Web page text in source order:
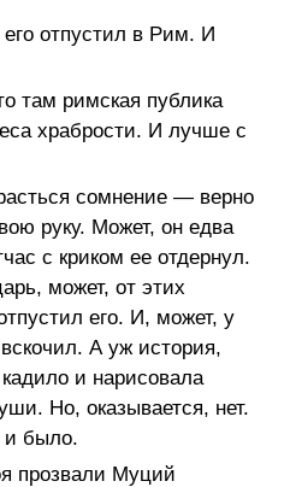
отпустил в Рим. И
там римская публика
храбрости. И лучше с
сомнение — верно
руку. Может, он едва
с криком ее отдернул.
может, от этих
его. И, может, у
А уж история,
и нарисовала
Но, оказывается, нет.
и было.
прозвали Муций